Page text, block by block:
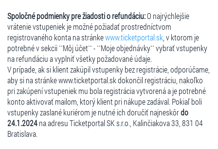
Spoločné podmienky pre žiadosti o refundáciu:O najrýchlejšie
vrátenie vstupeniek je možné požiadať prostredníctvom
registrovaného konta na stránkewww.ticketportal.sk , v ktorom je
potrebné v sekcii ``Môj účet`` - ``Moje objednávky`` vybrať vstupenky
na refundáciu a vyplniť všetky požadované údaje.
V prípade, ak si klient zakúpil vstupenky bez registrácie, odporúčame,
aby si na stránke www.ticketportal.sk dokončil registráciu, nakoľko
pri zakúpení vstupeniek mu bola registrácia vytvorená a je potrebné
konto aktivovať mailom, ktorý klient pri nákupe zadával. Pokiaľ boli
vstupenky zaslané kuriérom je nutné ich doručiť najneskôrdo
24.1.2024na adresu Ticketportal SK s.r.o., Kalinčiakova 33, 831 04
Bratislava.